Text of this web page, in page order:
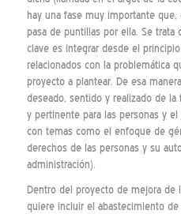
hay una fase muy importante
pasa de puntillas por ella. Se trata
clave es integrar desde el
relacionados con la problemática
proyecto a plantear. De esa
deseado, sentido y realizado de
y pertinente para las personas y
con temas como el enfoque de
derechos de las personas y su
administración).
Dentro del proyecto de mejora de
quiere incluir el abastecimiento de